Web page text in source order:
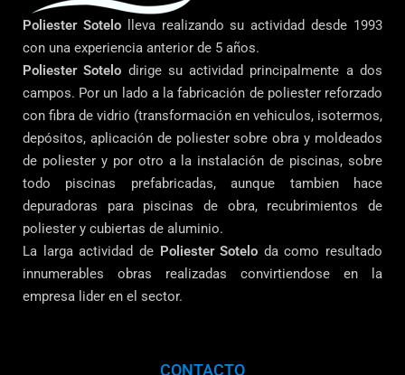
Poliester Sotelolleva realizando su actividad desde 1993
con una experiencia anterior de 5 años.
Poliester Sotelo dirige su actividad principalmente a dos
campos. Por un lado a la fabricación de poliester reforzado
con fibra de vidrio (transformación en vehiculos, isotermos,
depósitos, aplicación de poliester sobre obra y moldeados
de poliester y por otro a la instalación de piscinas, sobre
todo piscinas prefabricadas, aunque tambien hace
depuradoras para piscinas de obra, recubrimientos de
poliester y cubiertas de aluminio.
La larga actividad de Poliester Sotelo da como resultado
innumerables obras realizadas convirtiendose en la
empresa lider en el sector.
CONTACTO